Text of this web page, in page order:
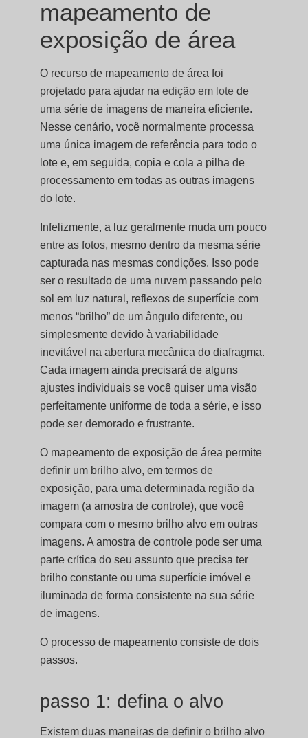
mapeamento de
exposição de área
O recurso de mapeamento de área foi
projetado para ajudar naedição em lote de
uma série de imagens de maneira eficiente.
Nesse cenário, você normalmente processa
uma única imagem de referência para todo o
lote e, em seguida, copia e cola a pilha de
processamento em todas as outras imagens
do lote.
Infelizmente, a luz geralmente muda um pouco
entre as fotos, mesmo dentro da mesma série
capturada nas mesmas condições. Isso pode
ser o resultado de uma nuvem passando pelo
sol em luz natural, reflexos de superfície com
menos “brilho” de um ângulo diferente, ou
simplesmente devido à variabilidade
inevitável na abertura mecânica do diafragma.
Cada imagem ainda precisará de alguns
ajustes individuais se você quiser uma visão
perfeitamente uniforme de toda a série, e isso
pode ser demorado e frustrante.
O mapeamento de exposição de área permite
definir um brilho alvo, em termos de
exposição, para uma determinada região da
imagem (a amostra de controle), que você
compara com o mesmo brilho alvo em outras
imagens. A amostra de controle pode ser uma
parte crítica do seu assunto que precisa ter
brilho constante ou uma superfície imóvel e
iluminada de forma consistente na sua série
de imagens.
O processo de mapeamento consiste de dois
passos.
passo 1: defina o alvo
Existem duas maneiras de definir o brilho alvo